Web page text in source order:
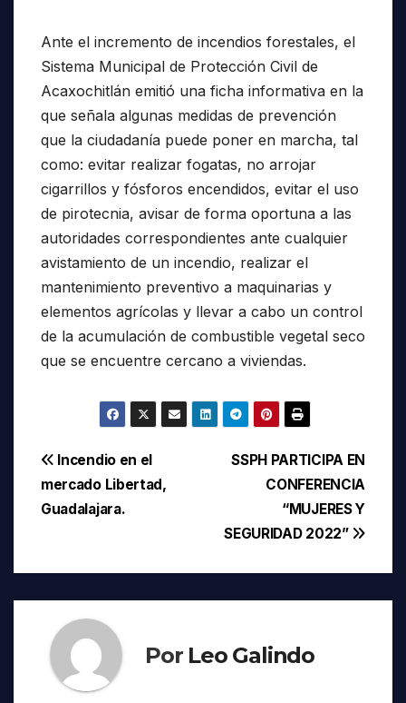
Ante el incremento de incendios forestales, el
Sistema Municipal de Protección Civil de
Acaxochitlán emitió una ficha informativa en la
que señala algunas medidas de prevención
que la ciudadanía puede poner en marcha, tal
como: evitar realizar fogatas, no arrojar
cigarrillos y fósforos encendidos, evitar el uso
de pirotecnia, avisar de forma oportuna a las
autoridades correspondientes ante cualquier
avistamiento de un incendio, realizar el
mantenimiento preventivo a maquinarias y
elementos agrícolas y llevar a cabo un control
de la acumulación de combustible vegetal seco
que se encuentre cercano a viviendas.
Navegación
de
SSPH PARTICIPA EN
CONFERENCIA
“MUJERES Y
SEGURIDAD 2022”
Incendio en el
mercado Libertad,
Guadalajara.
Por Leo Galindo